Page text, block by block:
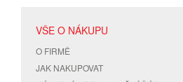
VŠE O NÁKUPU
O FIRMĚ
JAK NAKUPOVAT